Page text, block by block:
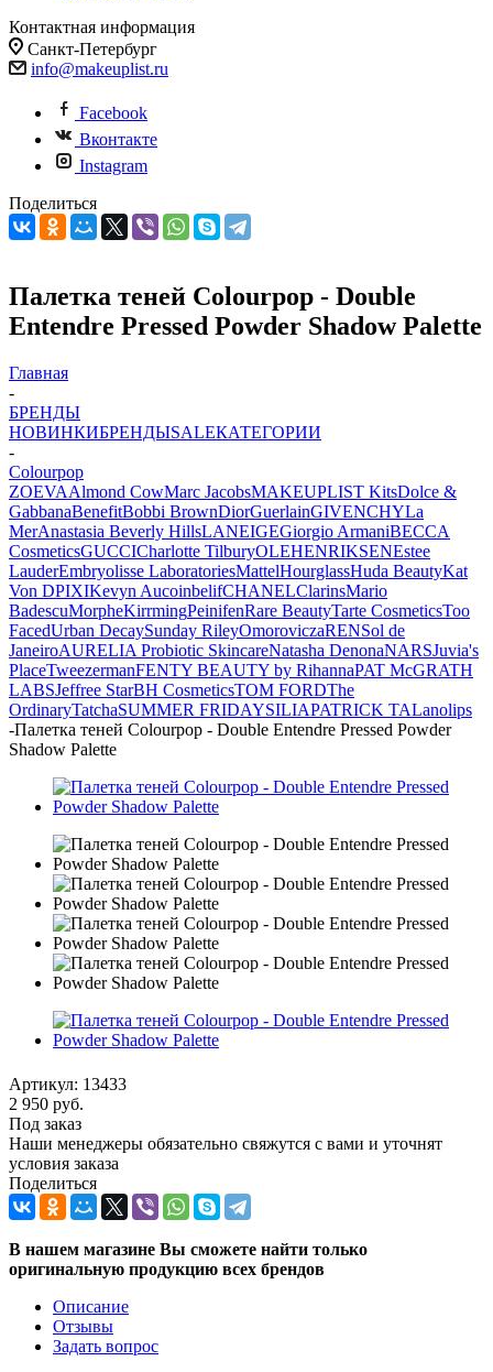
Контактная информация
Санкт-Петербург
info@makeuplist.ru
Facebook
Вконтакте
Instagram
Поделиться
Палетка теней Colourpop - Double
Entendre Pressed Powder Shadow Palette
Главная
-
БРЕНДЫ
НОВИНКИБРЕНДЫSALEКАТЕГОРИИ
-
Colourpop
ZOEVAAlmond CowMarc JacobsMAKEUPLIST KitsDolce &
GabbanaBenefitBobbi BrownDiorGuerlainGIVENCHYLa
MerAnastasia Beverly HillsLANEIGEGiorgio ArmaniBECCA
CosmeticsGUCCICharlotte TilburyOLEHENRIKSENEstee
LauderEmbryolisse LaboratoriesMattelHourglassHuda BeautyKat
Von DPIXIKevyn AucoinbelifCHANELClarinsMario
BadescuMorpheKirrmingPeinifenRare BeautyTarte CosmeticsToo
FacedUrban DecaySunday RileyOmoroviczaRENSol de
JaneiroAURELIA Probiotic SkincareNatasha DenonaNARSJuvia's
PlaceTweezermanFENTY BEAUTY by RihannaPAT McGRATH
LABSJeffree StarBH CosmeticsTOM FORDThe
OrdinaryTatchaSUMMER FRIDAYSILIAPATRICK TALanolips
-Палетка теней Colourpop - Double Entendre Pressed Powder
Shadow Palette
Артикул: 13433
2 950 руб.
Под заказ
Наши менеджеры обязательно свяжутся с вами и уточнят
условия заказа
Поделиться
В нашем магазине Вы сможете найти только
оригинальную продукцию всех брендов
Описание
Отзывы
Задать вопрос